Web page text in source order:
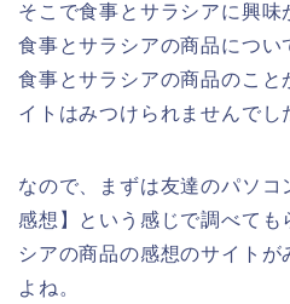
そこで食事とサラシアに興味
食事とサラシアの商品につい
食事とサラシアの商品のこと
イトはみつけられませんでし
なので、まずは友達のパソ
感想】という感じで調べても
シアの商品の感想のサイト
よね。